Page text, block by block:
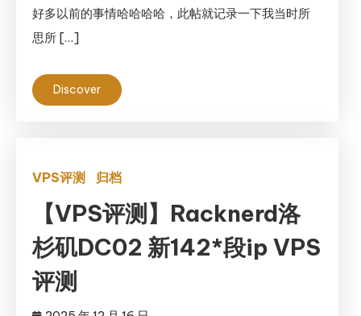
好多以前的事情哈哈哈哈，此帖就记录一下我当时所
思所 […]
Discover
VPS评测 归档
【VPS评测】Racknerd洛
杉矶DC02 新142*段ip VPS
评测